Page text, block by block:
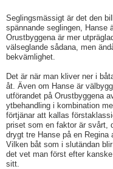
Seglingsmässigt är det den
spännande seglingen, Hanse
Orustbyggena är mer
välseglande sådana, men
bekvämlighet.
Det är när man kliver ner i
åt. Även om Hanse är
utförandet på Orustbyggena
ytbehandling i kombination
förtjänar att kallas
priset som en faktor är svårt,
drygt tre Hanse på en Regina
Vilken båt som i slutändan
det vet man först efter
sitt.